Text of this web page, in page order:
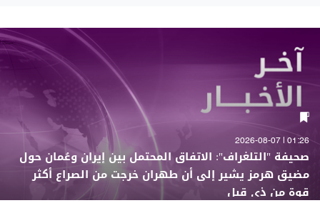
01:26 | 2026-08-07
صحيفة "التلغراف": الاتفاق المحتمل بين إيران وعُمان حول
مضيق هرمز يشير إلى أن طهران خرجت من الصراع أكثر
قوة من ذي قبل